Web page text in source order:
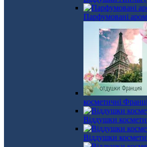
Парфумовані
косметичні
Віддушки
Віддушки